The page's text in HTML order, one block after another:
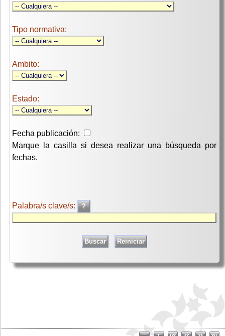
Tipo normativa:
Ambito:
Estado:
Fecha publicación:
Marque la casilla si desea realizar una búsqueda por
fechas.
Palabra/s clave/s: